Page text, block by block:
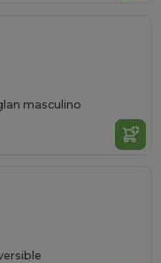
masculino